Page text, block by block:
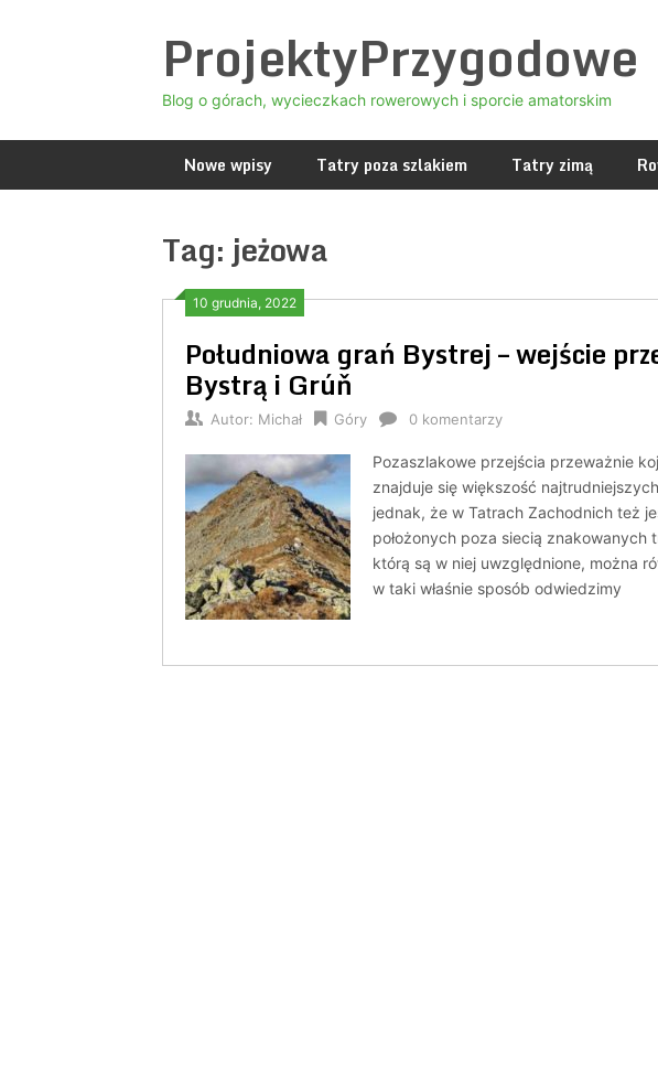
ProjektyPrzygodowe
Blog o górach, wycieczkach rowerowych i sporcie amatorskim
Nowe wpisy Tatry poza szlakiem Tatry zimą
Tag: jeżowa
10 grudnia, 2022
Południowa grań Bystrej – wejście
Bystrą i Grúň
Autor: Michał Góry 0 komentarzy
Pozaszlakowe przejścia przeważnie
znajduje się większość
jednak, że w Tatrach Zachodnich też
położonych poza siecią
którą są w niej uwzględnione, można
w taki właśnie sposób odwiedzimy